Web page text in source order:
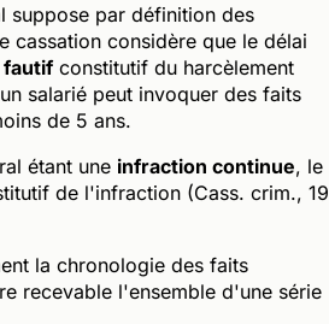
suppose par définition des
cassation considère que le délai
fautifconstitutif du harcèlement
salarié peut invoquer des faits
de 5 ans.
étant une infraction continue, le
de l'infraction (Cass. crim., 19
la chronologie des faits
recevable l'ensemble d'une série